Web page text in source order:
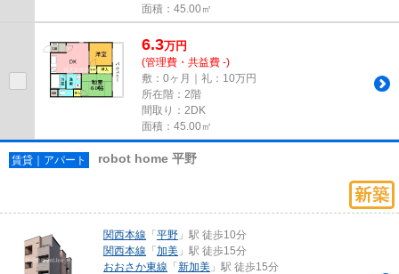
面積：45.00㎡
6.3万円
(管理費・共益費 -)
敷：0ヶ月｜礼：10万円
所在階：2階
間取り：2DK
面積：45.00㎡
賃貸｜アパート robot home 平野
関西本線 「平野 」駅 徒歩10分
関西本線 「加美 」駅 徒歩15分
おおさか東線 「新加美 」駅 徒歩15分